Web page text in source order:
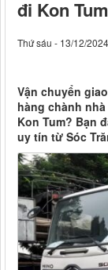
đi Kon
Thứ sáu - 13/12/
Vận chuyển
hàng chành
Kon Tum? Bạn
uy tín từ Sóc